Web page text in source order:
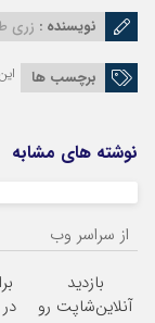
نویسنده : زری
برچسب ها
نوشته های مشابه
از سراسر وب
بازدید
آنلاین‌شاپت رو